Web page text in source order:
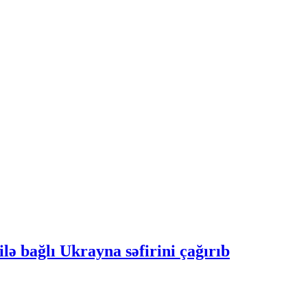
bağlı Ukrayna səfirini çağırıb